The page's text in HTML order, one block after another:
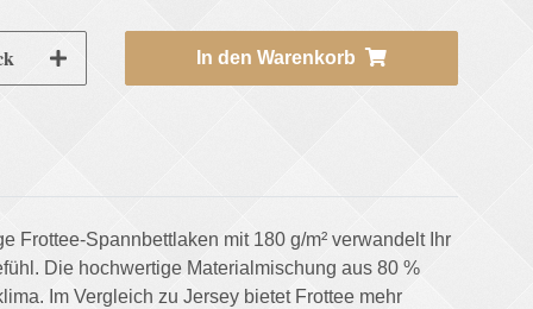
In den Warenkorb
Frottee-Spannbettlaken mit 180 g/m² verwandelt Ihr
Die hochwertige Materialmischung aus 80 %
Im Vergleich zu Jersey bietet Frottee mehr